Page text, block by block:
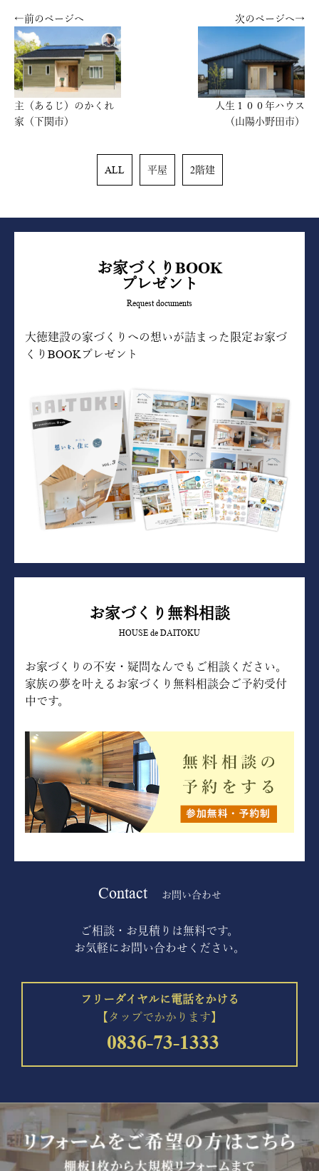
←前のページへ
主（あるじ）のかくれ
家（下関市）
次のページへ→
人生１００年ハウス
（山陽小野田市）
ALL 平屋 2階建
お家づくりBOOK
プレゼント
Request documents
大徳建設の家づくりへの想いが詰まった限定お家づ
くりBOOKプレゼント
お家づくり無料相談
HOUSE de DAITOKU
お家づくりの不安・疑問なんでもご相談ください。
家族の夢を叶えるお家づくり無料相談会ご予約受付
中です。
Contact お問い合わせ
ご相談・お見積りは無料です。
お気軽にお問い合わせください。
フリーダイヤルに電話をかける
【タップでかかります】
0836-73-1333